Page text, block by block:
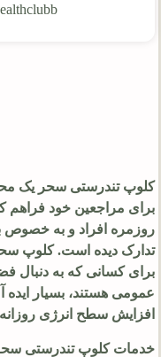
@
کلوپ تندرستی سحر یک
برای مراجعین خود فراهم
روزمره افراد و به خصوص
برای کسانی که به دنبال
عمومی هستند، بسیار
افزایش سطح انرژی
خدمات کلوپ تندرستی